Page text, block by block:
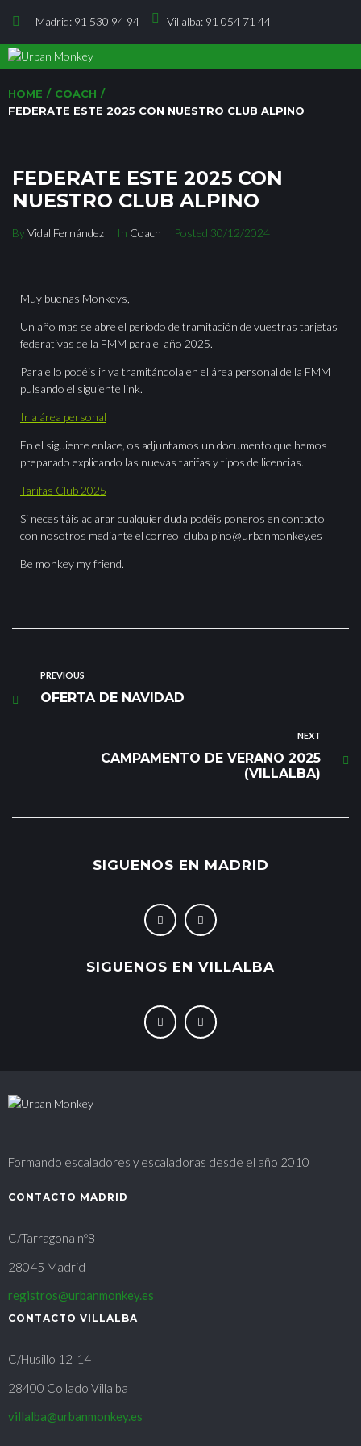
Madrid: 91 530 94 94 Villalba: 91 054 71 44
HOME / COACH /
FEDERATE ESTE 2025 CON NUESTRO CLUB ALPINO
FEDERATE ESTE 2025 CON
NUESTRO CLUB ALPINO
ByVidal Fernández In Coach Posted 30/12/2024
Muy buenas Monkeys,
Un año mas se abre el periodo de tramitación de vuestras tarjetas
federativas de la FMM para el año 2025.
Para ello podéis ir ya tramitándola en el área personal de la FMM
pulsando el siguiente link.
Ir a área personal
En el siguiente enlace, os adjuntamos un documento que hemos
preparado explicando las nuevas tarifas y tipos de licencias.
Tarifas Club 2025
Si necesitáis aclarar cualquier duda podéis poneros en contacto
con nosotros mediante el correo clubalpino@urbanmonkey.es
Be monkey my friend.
PREVIOUS
OFERTA DE NAVIDAD
NEXT
CAMPAMENTO DE VERANO 2025
(VILLALBA)
SIGUENOS EN MADRID
SIGUENOS EN VILLALBA
Formando escaladores y escaladoras desde el año 2010
CONTACTO MADRID
C/Tarragona nº8
28045 Madrid
registros@urbanmonkey.es
CONTACTO VILLALBA
C/Husillo 12-14
28400 Collado Villalba
villalba@urbanmonkey.es